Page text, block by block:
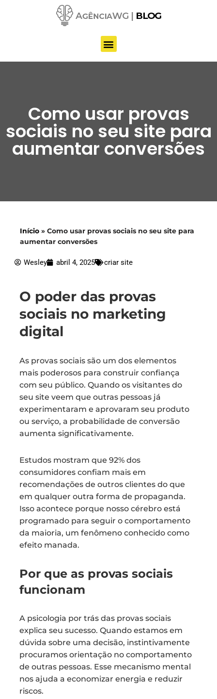
conteúdo
Como usar provas
sociais no seu site para
aumentar conversões
Início » Como usar provas sociais no seu site para
aumentar conversões
Wesley abril 4, 2025 criar site
O poder das provas
sociais no marketing
digital
As provas sociais são um dos elementos
mais poderosos para construir confiança
com seu público. Quando os visitantes do
seu site veem que outras pessoas já
experimentaram e aprovaram seu produto
ou serviço, a probabilidade de conversão
aumenta significativamente.
Estudos mostram que 92% dos
consumidores confiam mais em
recomendações de outros clientes do que
em qualquer outra forma de propaganda.
Isso acontece porque nosso cérebro está
programado para seguir o comportamento
da maioria, um fenômeno conhecido como
efeito manada.
Por que as provas sociais
funcionam
A psicologia por trás das provas sociais
explica seu sucesso. Quando estamos em
dúvida sobre uma decisão, instintivamente
procuramos orientação no comportamento
de outras pessoas. Esse mecanismo mental
nos ajuda a economizar energia e reduzir
riscos.